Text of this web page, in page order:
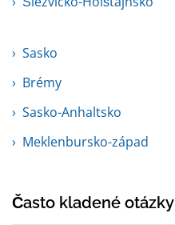
Sasko
Brémy
Sasko-Anhaltsko
Meklenbursko-západ
Často kladené otázky